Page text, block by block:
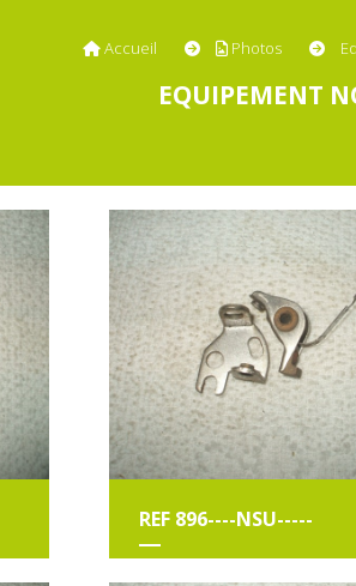
Accueil Photos
EQUIPEMENT
REF 896----NSU-----